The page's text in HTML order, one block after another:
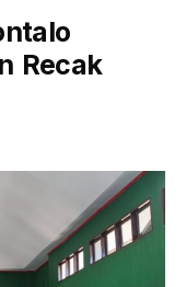
Recak